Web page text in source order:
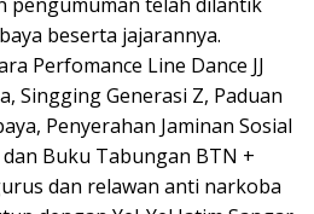
beserta jajarannya.
Perfomance Line Dance JJ
Singging Generasi Z, Paduan
Penyerahan Jaminan Sosial
dan Buku Tabungan BTN +
dan relawan anti narkoba